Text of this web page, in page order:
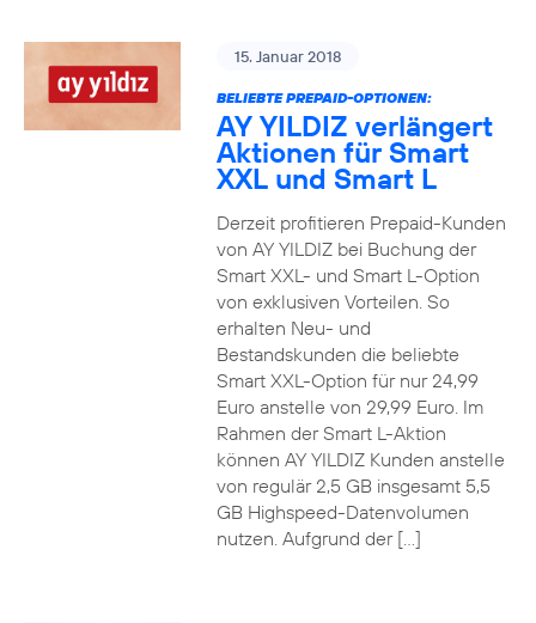
15. Januar 2018
BELIEBTE PREPAID-OPTIONEN:
AY YILDIZ verlängert
Aktionen für Smart
XXL und Smart L
Derzeit profitieren Prepaid-Kunden
von AY YILDIZ bei Buchung der
Smart XXL- und Smart L-Option
von exklusiven Vorteilen. So
erhalten Neu- und
Bestandskunden die beliebte
Smart XXL-Option für nur 24,99
Euro anstelle von 29,99 Euro. Im
Rahmen der Smart L-Aktion
können AY YILDIZ Kunden anstelle
von regulär 2,5 GB insgesamt 5,5
GB Highspeed-Datenvolumen
nutzen. Aufgrund der […]